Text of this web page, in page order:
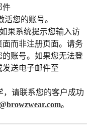
件
活您的账号。
果系统提示您输入访
而非注册页面。请务
账号。如果您无法登
送电子邮件至
，请联系您的客户成功
。